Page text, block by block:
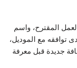
المقترح، واسم
توافقه مع الموديل،
جديدة قبل معرفة